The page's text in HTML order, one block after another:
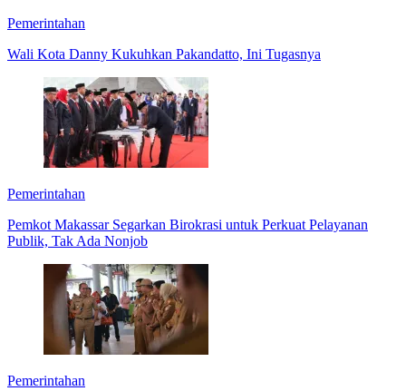
Pemerintahan
Wali Kota Danny Kukuhkan Pakandatto, Ini Tugasnya
Pemerintahan
Pemkot Makassar Segarkan Birokrasi untuk Perkuat Pelayanan
Publik, Tak Ada Nonjob
Pemerintahan